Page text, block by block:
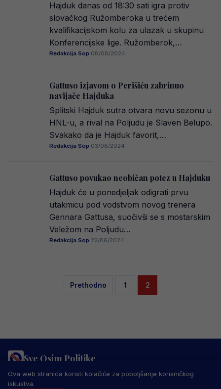
Hajduk danas od 18:30 sati igra protiv
slovačkog Ružomberoka u trećem
kvalifikacijskom kolu za ulazak u skupinu
Konferencijske lige. Ružomberok,…
Redakcija Sop·08/08/2024
Gattuso izjavom o Perišiću zabrinuo
navijače Hajduka
Splitski Hajduk sutra otvara novu sezonu u
HNL-u, a rival na Poljudu je Slaven Belupo.
Svakako da je Hajduk favorit,…
Redakcija Sop·03/08/2024
Gattuso povukao neobičan potez u Hajduku
Hajduk će u ponedjeljak odigrati prvu
utakmicu pod vodstvom novog trenera
Gennara Gattusa, suočivši se s mostarskim
Veležom na Poljudu…
Redakcija Sop·22/06/2024
Posts
Prethodno 1 2
Sve Osim Politike
PRAVILA PRIVATNOSTIMARKETING USLOVI KORIŠTENJA
IMPRESSUM
Ova web stranica koristi kolačiće za poboljšanje korisničkog
iskustva.